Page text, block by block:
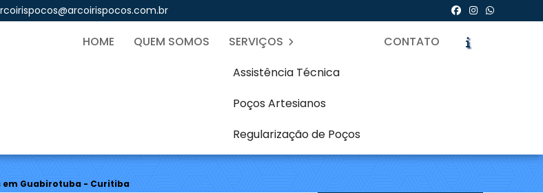
HOME QUEM SOMOS
SERVIÇOS
Assistência Técnica
Poços Artesianos
Regularização de Poços
CONTATO
Artesianos em Guabirotuba -
em Guabirotuba - Curitiba
Solicite um Orçamento